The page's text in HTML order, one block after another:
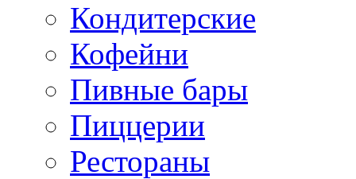
Кондитерские
Кофейни
Пивные бары
Пиццерии
Рестораны